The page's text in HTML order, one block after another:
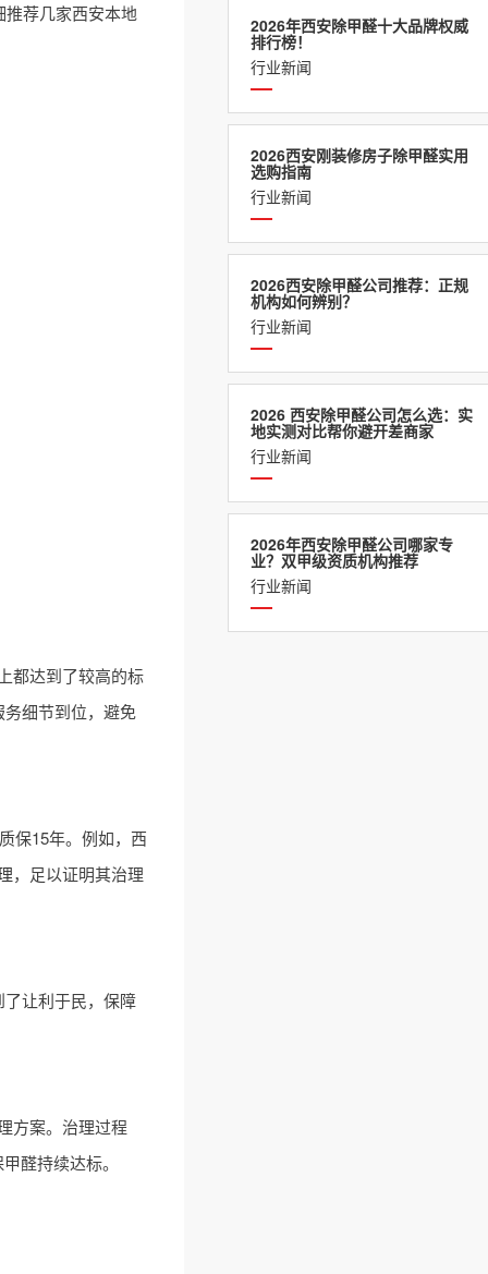
2026年西安除甲醛十大品牌权威
排行榜！
行业新闻
2026西安刚装修房子除甲醛实用
选购指南
行业新闻
2026西安除甲醛公司推荐：正规
机构如何辨别？
行业新闻
2026 西安除甲醛公司怎么选：实
地实测对比帮你避开差商家
行业新闻
2026年西安除甲醛公司哪家专
业？双甲级资质机构推荐
行业新闻
荐几家西安本地
都达到了较高的标
细节到位，避免
保15年。例如，西
，足以证明其治理
让利于民，保障
方案。治理过程
醛持续达标。